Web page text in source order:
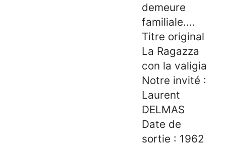
demeure
familiale....
Titre original
La Ragazza
con la valigia
Notre invité :
Laurent
DELMAS
Date de
sortie : 1962